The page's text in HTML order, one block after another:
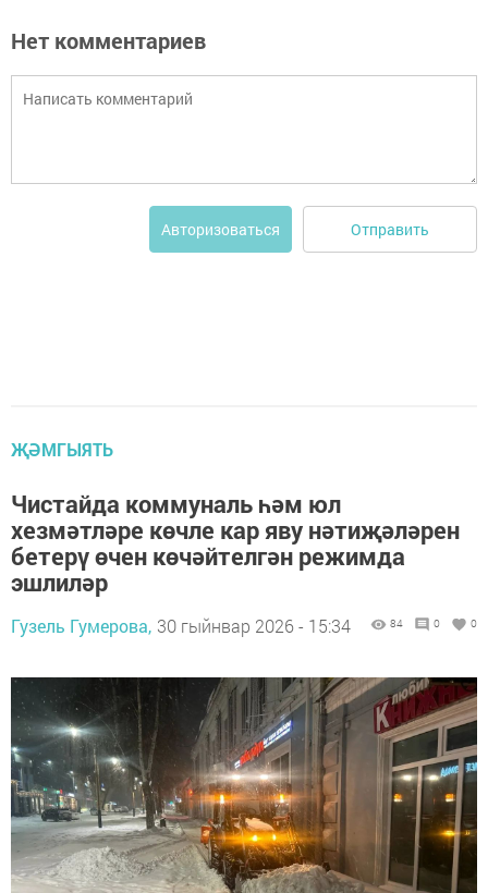
Нет комментариев
Авторизоваться Отправить
ҖӘМГЫЯТЬ
Чистайда коммуналь һәм юл
хезмәтләре көчле кар яву нәтиҗәләрен
бетерү өчен көчәйтелгән режимда
эшлиләр
Гузель Гумерова, 30 гыйнвар 2026 - 15:34 84 0 0